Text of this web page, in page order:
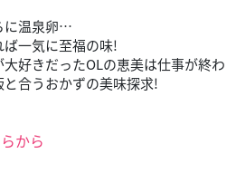
に温泉卵…
一気に至福の味!
好きだったOLの恵美は仕事が終わ
合うおかずの美味探求!
から